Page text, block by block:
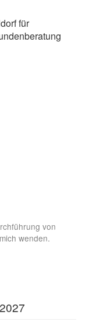
für
von
wenden.